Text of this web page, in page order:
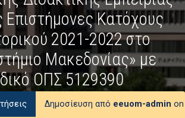
Κατόχους
2021-2022 στο
Μακεδονίας» με
ΟΠΣ 5129390
Δημοσίευση από eeuom-admin on